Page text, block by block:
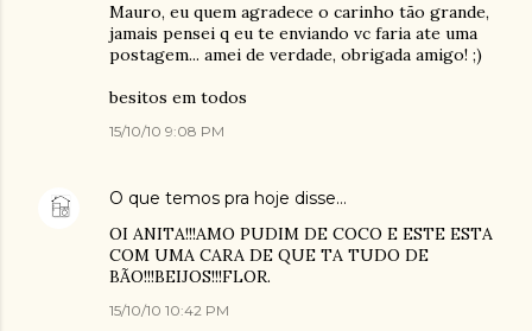
Mauro, eu quem agradece o carinho tão grande,
jamais pensei q eu te enviando vc faria ate uma
postagem... amei de verdade, obrigada amigo! ;)
besitos em todos
15/10/10 9:08 PM
O que temos pra hoje disse…
OI ANITA!!!AMO PUDIM DE COCO E ESTE ESTA
COM UMA CARA DE QUE TA TUDO DE
BÃO!!!BEIJOS!!!FLOR.
15/10/10 10:42 PM